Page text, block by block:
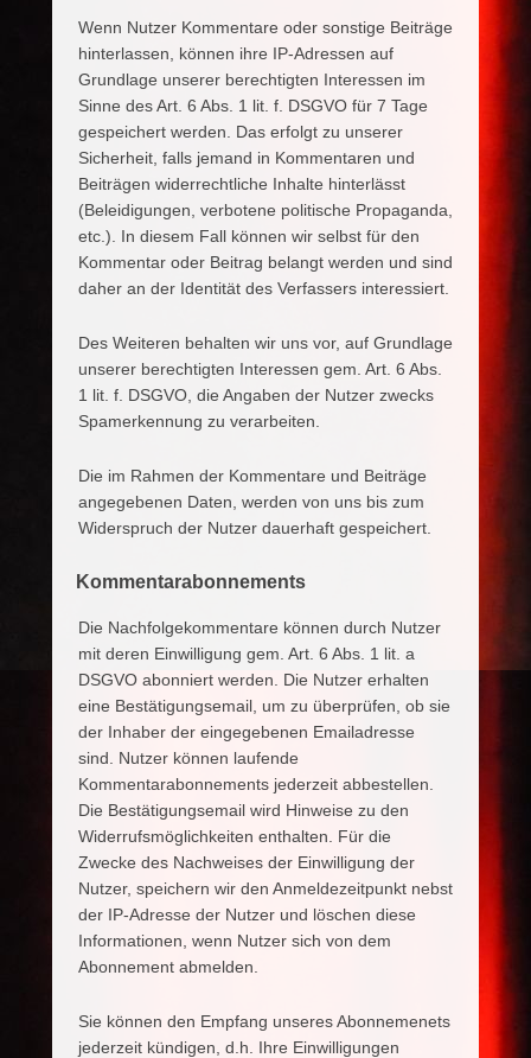
Wenn Nutzer Kommentare oder sonstige Beiträge
hinterlassen, können ihre IP-Adressen auf
Grundlage unserer berechtigten Interessen im
Sinne des Art. 6 Abs. 1 lit. f. DSGVO für 7 Tage
gespeichert werden. Das erfolgt zu unserer
Sicherheit, falls jemand in Kommentaren und
Beiträgen widerrechtliche Inhalte hinterlässt
(Beleidigungen, verbotene politische Propaganda,
etc.). In diesem Fall können wir selbst für den
Kommentar oder Beitrag belangt werden und sind
daher an der Identität des Verfassers interessiert.
Des Weiteren behalten wir uns vor, auf Grundlage
unserer berechtigten Interessen gem. Art. 6 Abs.
1 lit. f. DSGVO, die Angaben der Nutzer zwecks
Spamerkennung zu verarbeiten.
Die im Rahmen der Kommentare und Beiträge
angegebenen Daten, werden von uns bis zum
Widerspruch der Nutzer dauerhaft gespeichert.
Kommentarabonnements
Die Nachfolgekommentare können durch Nutzer
mit deren Einwilligung gem. Art. 6 Abs. 1 lit. a
DSGVO abonniert werden. Die Nutzer erhalten
eine Bestätigungsemail, um zu überprüfen, ob sie
der Inhaber der eingegebenen Emailadresse
sind. Nutzer können laufende
Kommentarabonnements jederzeit abbestellen.
Die Bestätigungsemail wird Hinweise zu den
Widerrufsmöglichkeiten enthalten. Für die
Zwecke des Nachweises der Einwilligung der
Nutzer, speichern wir den Anmeldezeitpunkt nebst
der IP-Adresse der Nutzer und löschen diese
Informationen, wenn Nutzer sich von dem
Abonnement abmelden.
Sie können den Empfang unseres Abonnemenets
jederzeit kündigen, d.h. Ihre Einwilligungen